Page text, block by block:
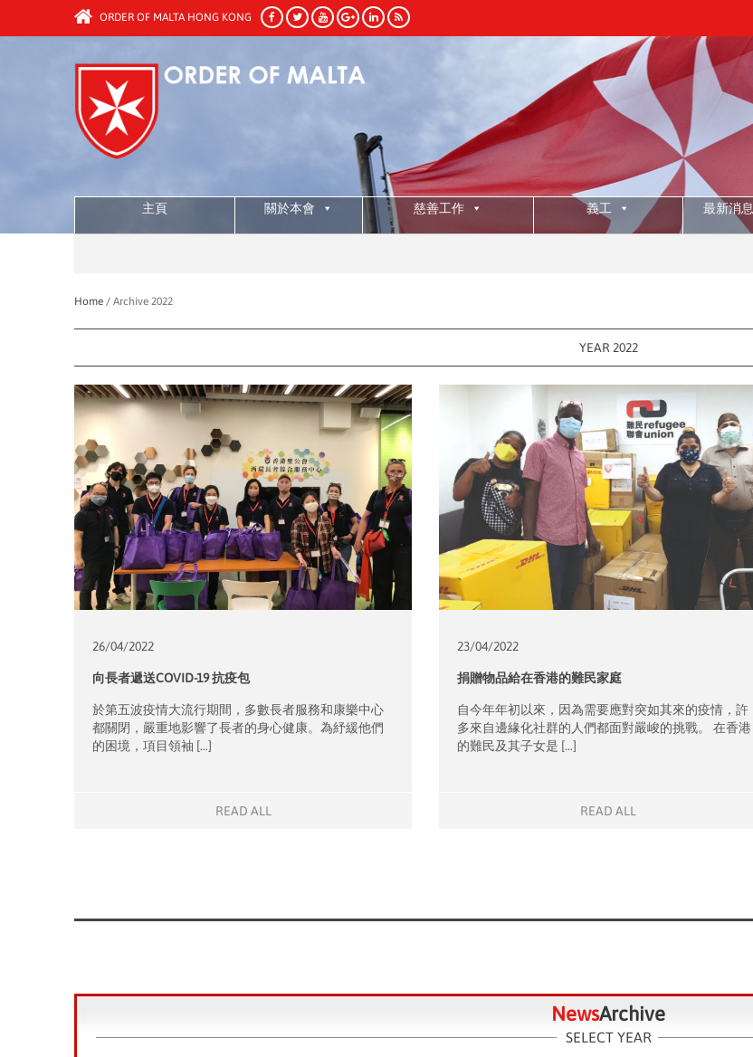
ORDER OF MALTA HONG KONG
主頁 關於本會 慈善工作 義工 最新消息
Home / Archive 2022
YEAR 2022
26/04/2022
向長者遞送COVID-19 抗疫包
於第五波疫情大流行期間，多數長者服務和康樂中心
都關閉，嚴重地影響了長者的身心健康。為紓緩他們
的困境，項目領袖 […]
READ ALL
23/04/2022
捐贈物品給在香港的難民家庭
自今年年初以來，因為需要應對突如其來的疫情，許
多來自邊緣化社群的人們都面對嚴峻的挑戰。 在香港
的難民及其子女是 […]
READ ALL
NewsArchive
SELECT YEAR